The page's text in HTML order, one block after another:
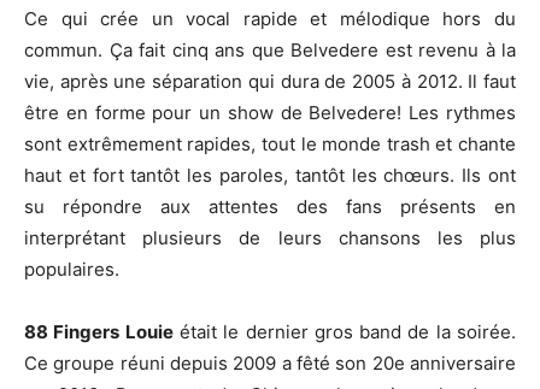
Ce qui crée un vocal rapide et mélodique hors du
commun. Ça fait cinq ans que Belvedere est revenu à la
vie, après une séparation qui dura de 2005 à 2012. Il faut
être en forme pour un show de Belvedere! Les rythmes
sont extrêmement rapides, tout le monde trash et chante
haut et fort tantôt les paroles, tantôt les chœurs. Ils ont
su répondre aux attentes des fans présents en
interprétant plusieurs de leurs chansons les plus
populaires.
88 Fingers Louieétait le dernier gros band de la soirée.
Ce groupe réuni depuis 2009 a fêté son 20e anniversaire